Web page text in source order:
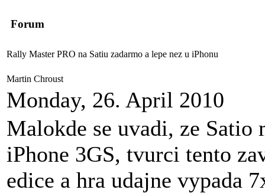
Forum
Rally Master PRO na Satiu zadarmo a lepe nez u iPhonu
Martin Chroust
Monday, 26. April 2010
Malokde se uvadi, ze
iPhone 3GS, tvurci tento
edice a hra udajne vypada